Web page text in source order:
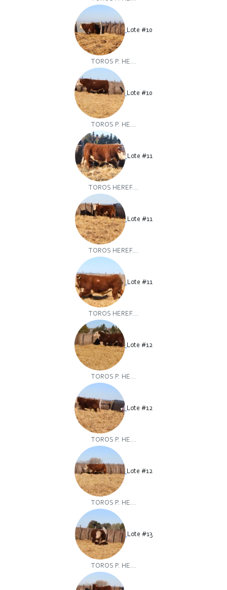
Lote #10
TOROS P. HE...
Lote #10
TOROS P. HE...
Lote #11
TOROS HEREF...
Lote #11
TOROS HEREF...
Lote #11
TOROS HEREF...
Lote #12
TOROS P. HE...
Lote #12
TOROS P. HE...
Lote #12
TOROS P. HE...
Lote #13
TOROS P. HE...